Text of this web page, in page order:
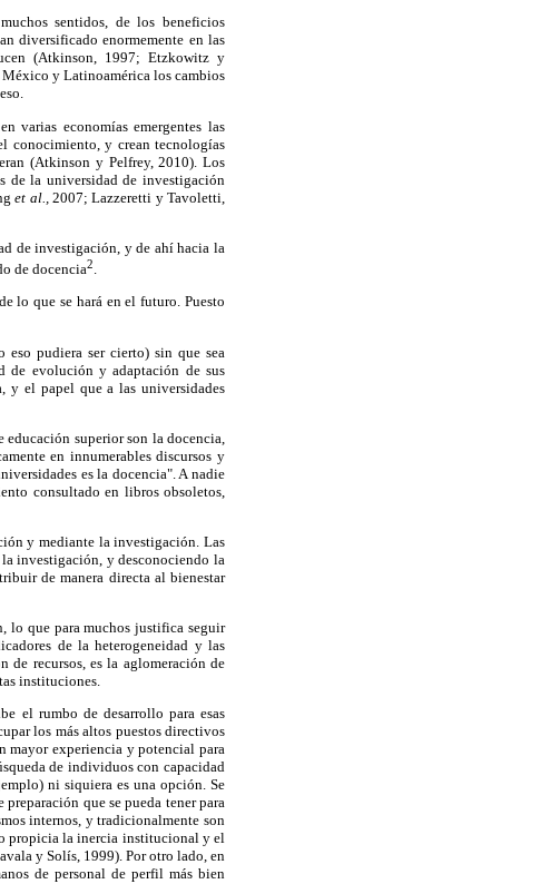
sentidos, de los beneficios
diversificado enormemente en las
(Atkinson, 1997; Etzkowitz y
México y Latinoamérica los cambios
varias economías emergentes las
conocimiento, y crean tecnologías
(Atkinson y Pelfrey, 2010). Los
de la universidad de investigación
et al.,2007; Lazzeretti y Tavoletti,
de investigación, y de ahí hacia la
de docencia2.
lo que se hará en el futuro. Puesto
pudiera ser cierto) sin que sea
de evolución y adaptación de sus
y el papel que a las universidades
superior son la docencia,
en innumerables discursos y
es la docencia". A nadie
consultado en libros obsoletos,
y mediante la investigación. Las
investigación, y desconociendo la
de manera directa al bienestar
lo que para muchos justifica seguir
de la heterogeneidad y las
de recursos, es la aglomeración de
instituciones.
el rumbo de desarrollo para esas
los más altos puestos directivos
mayor experiencia y potencial para
de individuos con capacidad
ni siquiera es una opción. Se
que se pueda tener para
internos, y tradicionalmente son
propicia la inercia institucional y el
y Solís, 1999). Por otro lado, en
de personal de perfil más bien